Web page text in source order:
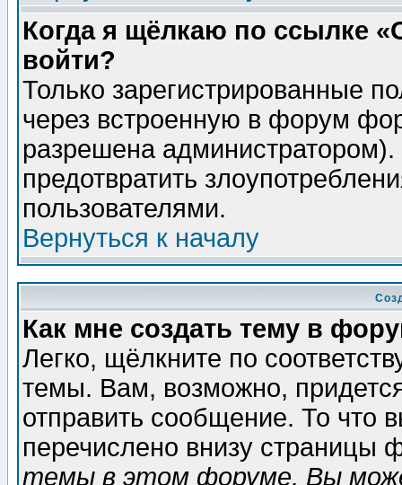
Когда я щёлкаю по ссылке
войти?
Только зарегистрированные
через встроенную в форум
разрешена
предотвратить
пользователями.
Вернуться к началу
Как мне создать тему в
Легко, щёлкните по
темы. Вам, возможно,
отправить сообщение. То что
перечислено внизу страницы
темы в этом форуме, Вы